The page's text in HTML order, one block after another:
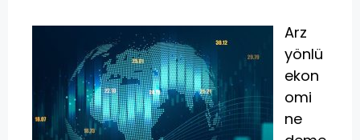
Arz
yönlü
ekon
omi
ne